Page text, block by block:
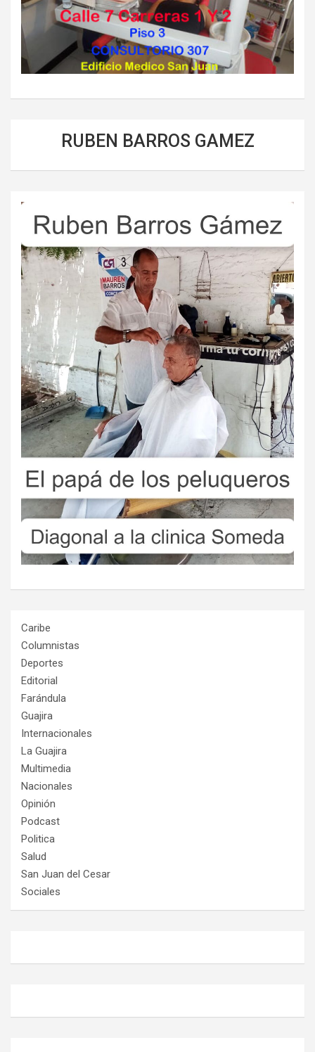
RUBEN BARROS GAMEZ
Caribe
Columnistas
Deportes
Editorial
Farándula
Guajira
Internacionales
La Guajira
Multimedia
Nacionales
Opinión
Podcast
Politica
Salud
San Juan del Cesar
Sociales